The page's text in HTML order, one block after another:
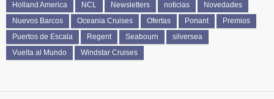
Holland America
NCL Newsletters noticias
Novedades
Nuevos Barcos
Oceania Cruises Ofertas Ponant
Premios
Puertos de Escala
Regent Seabourn
silversea
Vuelta al Mundo
Windstar Cruises